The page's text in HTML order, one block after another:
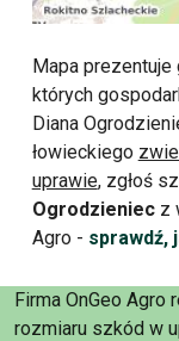
Mapa prezentuje
których
Diana
łowieckiego
uprawie, zgłoś
Ogrodzieniecz
Agro - sprawdź,
Firma OnGeo Agro
rozmiaru szkód w